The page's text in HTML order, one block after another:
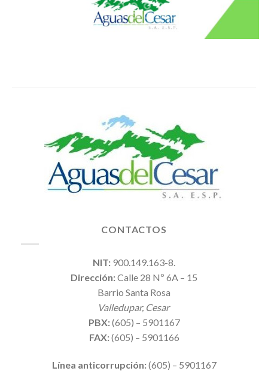
CONTACTOS
NIT: 900.149.163-8.
Dirección:Calle 28 Nº 6A – 15
Barrio Santa Rosa
Valledupar, Cesar
PBX:(605) – 5901167
FAX:(605) – 5901166
Línea anticorrupción:(605) – 5901167